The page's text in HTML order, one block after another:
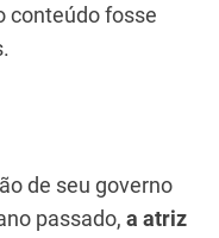
conteúdo fosse
de seu governo
passado, a atriz